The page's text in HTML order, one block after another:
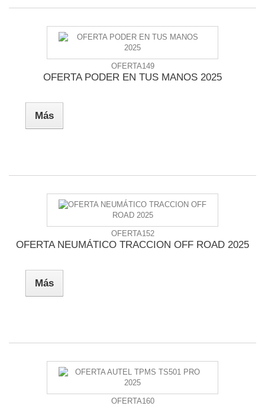
OFERTA149
OFERTA PODER EN TUS MANOS 2025
Más
OFERTA152
OFERTA NEUMÁTICO TRACCION OFF ROAD 2025
Más
OFERTA160